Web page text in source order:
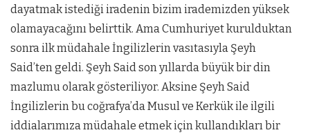
dayatmak istediği iradenin bizim irademizden yüksek
olamayacağını belirttik. Ama Cumhuriyet kurulduktan
sonra ilk müdahale İngilizlerin vasıtasıyla Şeyh
Said’ten geldi. Şeyh Said son yıllarda büyük bir din
mazlumu olarak gösteriliyor. Aksine Şeyh Said
İngilizlerin bu coğrafya’da Musul ve Kerkük ile ilgili
iddialarımıza müdahale etmek için kullandıkları bir